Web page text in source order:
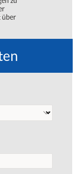
über